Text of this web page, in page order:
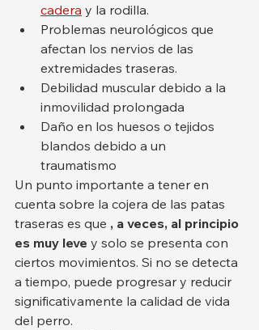
cadera y la rodilla.
Problemas neurológicos que
afectan los nervios de las
extremidades traseras.
Debilidad muscular debido a la
inmovilidad prolongada
Daño en los huesos o tejidos
blandos debido a un
traumatismo
Un punto importante a tener en
cuenta sobre la cojera de las patas
traseras es que , a veces, al principio
es muy leve y solo se presenta con
ciertos movimientos. Si no se detecta
a tiempo, puede progresar y reducir
significativamente la calidad de vida
del perro.